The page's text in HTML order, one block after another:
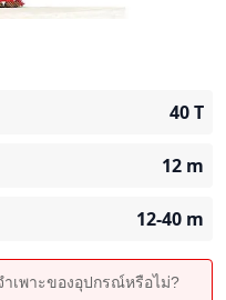
40T
12 m
12-40 m
ำเพาะของอุปกรณ์หรือไม่?